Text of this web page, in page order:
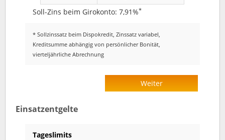
Soll-Zins beim Girokonto: 7,91%*
* Sollzinssatz beim Dispokredit, Zinssatz variabel,
Kreditsumme abhängig von persönlicher Bonität,
vierteljährliche Abrechnung
Weiter
Einsatzentgelte
Tageslimits